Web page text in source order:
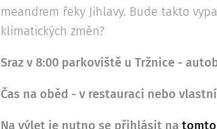
meandrem řeky Jihlavy. Bude takto
klimatických změn?
Sraz v 8:00 parkoviště u Tržnice -
Čas na oběd - v restauraci nebo
Na výlet je nutno se přihlásit na